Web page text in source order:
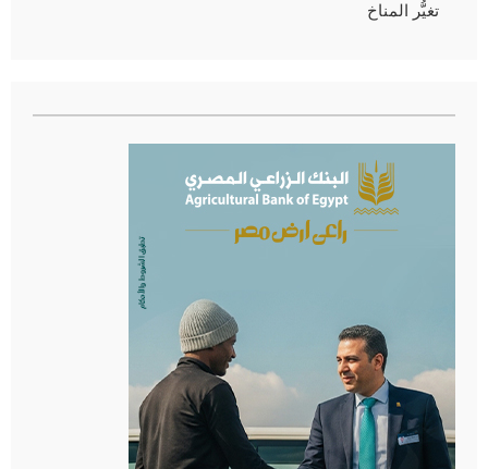
تغيُّر المناخ